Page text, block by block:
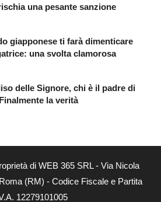
una pesante sanzione
giapponese ti farà dimenticare
una svolta clamorosa
delle Signore, chi è il padre di
la verità
di WEB 365 SRL - Via Nicola
(RM) - Codice Fiscale e Partita
12279101005